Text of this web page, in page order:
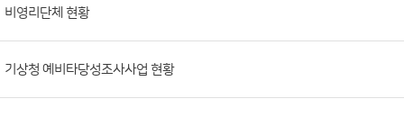
비영리단체 현황
기상청 예비타당성조사사업 현황